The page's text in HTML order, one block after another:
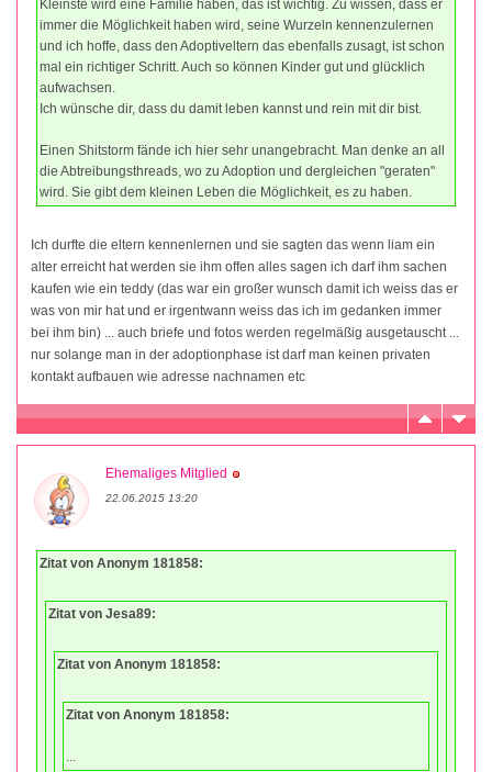
Kleinste wird eine Familie haben, das ist wichtig. Zu wissen, dass er
immer die Möglichkeit haben wird, seine Wurzeln kennenzulernen
und ich hoffe, dass den Adoptiveltern das ebenfalls zusagt, ist schon
mal ein richtiger Schritt. Auch so können Kinder gut und glücklich
aufwachsen.
Ich wünsche dir, dass du damit leben kannst und rein mit dir bist.
Einen Shitstorm fände ich hier sehr unangebracht. Man denke an all
die Abtreibungsthreads, wo zu Adoption und dergleichen "geraten"
wird. Sie gibt dem kleinen Leben die Möglichkeit, es zu haben.
Ich durfte die eltern kennenlernen und sie sagten das wenn liam ein
alter erreicht hat werden sie ihm offen alles sagen ich darf ihm sachen
kaufen wie ein teddy (das war ein großer wunsch damit ich weiss das er
was von mir hat und er irgentwann weiss das ich im gedanken immer
bei ihm bin) ... auch briefe und fotos werden regelmäßig ausgetauscht ...
nur solange man in der adoptionphase ist darf man keinen privaten
kontakt aufbauen wie adresse nachnamen etc
Ehemaliges Mitglied
22.06.2015 13:20
Zitat von Anonym 181858:
Zitat von Jesa89:
Zitat von Anonym 181858:
Zitat von Anonym 181858: